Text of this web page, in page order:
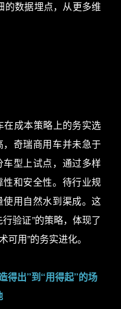
的数据埋点，从更多维
成本策略上的务实选
奇瑞商用车并未急于
型上试点，通过多样
和安全性。待行业规
用自然水到渠成。这
验证”的策略，体现了
可用”的务实进化。
得出”到“用得起”的场